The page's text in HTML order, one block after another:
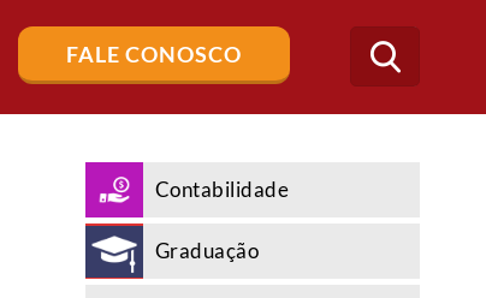
FALE CONOSCO
Buscar
no
blog
Contabilidade
Graduação